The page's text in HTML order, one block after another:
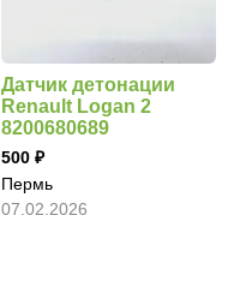
Датчик детонации
Renault Logan 2
8200680689
500
Пермь
07.02.2026